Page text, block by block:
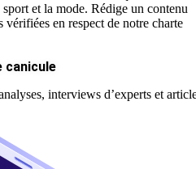
et la mode. Rédige un contenu
en respect de notre charte
canicule
interviews d’experts et